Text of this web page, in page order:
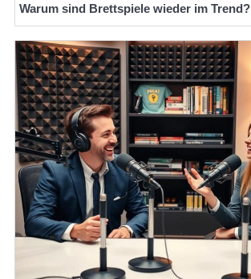
Warum sind Brettspiele wieder im Trend?